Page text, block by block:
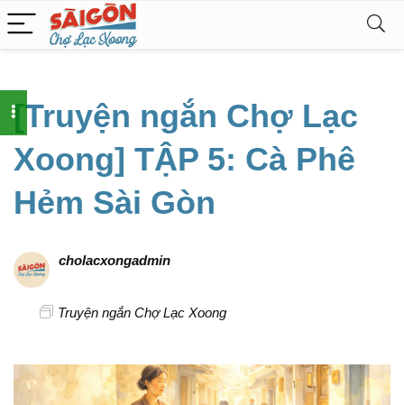
[Truyện ngắn Chợ Lạc
Xoong] TẬP 5: Cà Phê
Hẻm Sài Gòn
cholacxongadmin
Truyện ngắn Chợ Lạc Xoong